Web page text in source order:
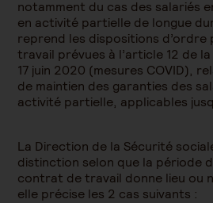
notamment du cas des salariés
en activité partielle de longue
reprend les dispositions d’ordre
travail prévues à l’article 12 de
17 juin 2020 (mesures COVID),
de maintien des garanties des
activité partielle, applicables
La Direction de la Sécurité
distinction selon que la période
contrat de travail donne lieu ou
elle précise les 2 cas suivants :